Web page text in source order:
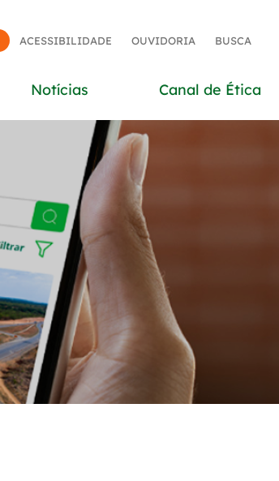
ACESSIBILIDADE OUVIDORIA BUSCA
Notícias Canal de Ética